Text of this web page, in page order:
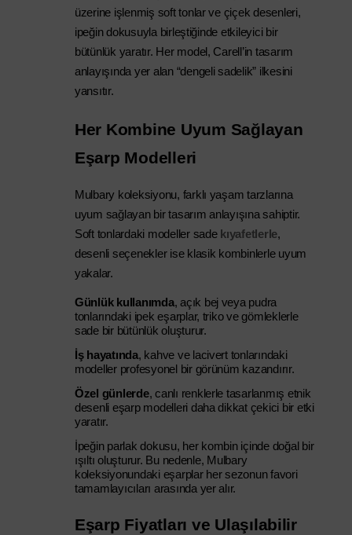
üzerine işlenmiş soft tonlar ve çiçek desenleri,
ipeğin dokusuyla birleştiğinde etkileyici bir
bütünlük yaratır. Her model, Carell’in tasarım
anlayışında yer alan “dengeli sadelik” ilkesini
yansıtır.
Her Kombine Uyum Sağlayan
Eşarp Modelleri
Mulbary koleksiyonu, farklı yaşam tarzlarına
uyum sağlayan bir tasarım anlayışına sahiptir.
Soft tonlardaki modeller sade kıyafetlerle,
desenli seçenekler ise klasik kombinlerle uyum
yakalar.
Günlük kullanımda, açık bej veya pudra
tonlarındaki ipek eşarplar, triko ve gömleklerle
sade bir bütünlük oluşturur.
İş hayatında, kahve ve lacivert tonlarındaki
modeller profesyonel bir görünüm kazandırır.
Özel günlerde, canlı renklerle tasarlanmış etnik
desenli eşarp modelleri daha dikkat çekici bir etki
yaratır.
İpeğin parlak dokusu, her kombin içinde doğal bir
ışıltı oluşturur. Bu nedenle, Mulbary
koleksiyonundaki eşarplar her sezonun favori
tamamlayıcıları arasında yer alır.
Eşarp Fiyatları ve Ulaşılabilir